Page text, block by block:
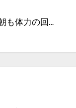
も体力の回…